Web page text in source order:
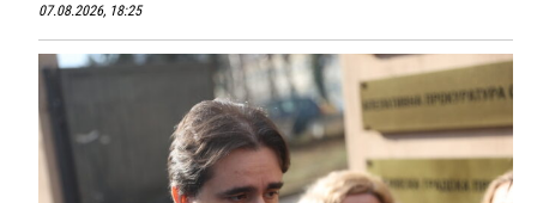
07.08.2026, 18:25